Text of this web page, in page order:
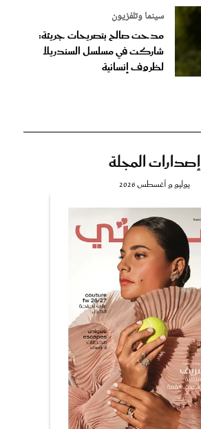
سينما وتلفزيون
مدحت صالح بتصريحات جريئة:
شاركت في مسلسل السندريلا
لظروف إنسانية
إصدارات المجلة
يوليو و أغسطس 2026